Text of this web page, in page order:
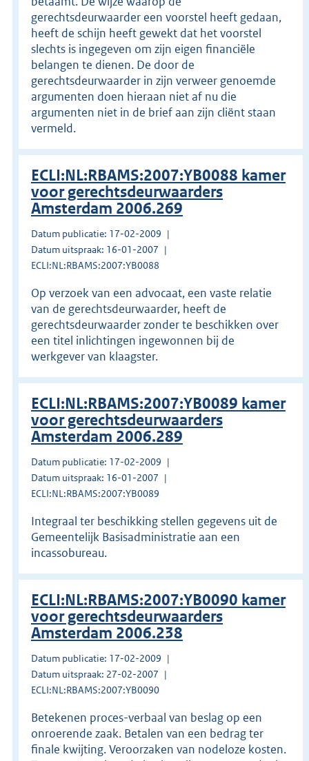
gerechtsdeurwaarder een voorstel heeft gedaan,
heeft de schijn heeft gewekt dat het voorstel
slechts is ingegeven om zijn eigen financiële
belangen te dienen. De door de
gerechtsdeurwaarder in zijn verweer genoemde
argumenten doen hieraan niet af nu die
argumenten niet in de brief aan zijn cliënt staan
vermeld.
ECLI:NL:RBAMS:2007:YB0088 kamer
voor gerechtsdeurwaarders
Amsterdam 2006.269
Datum publicatie: 17-02-2009
Datum uitspraak: 16-01-2007
ECLI:NL:RBAMS:2007:YB0088
Op verzoek van een advocaat, een vaste relatie
van de gerechtsdeurwaarder, heeft de
gerechtsdeurwaarder zonder te beschikken over
een titel inlichtingen ingewonnen bij de
werkgever van klaagster.
ECLI:NL:RBAMS:2007:YB0089 kamer
voor gerechtsdeurwaarders
Amsterdam 2006.289
Datum publicatie: 17-02-2009
Datum uitspraak: 16-01-2007
ECLI:NL:RBAMS:2007:YB0089
Integraal ter beschikking stellen gegevens uit de
Gemeentelijk Basisadministratie aan een
incassobureau.
ECLI:NL:RBAMS:2007:YB0090 kamer
voor gerechtsdeurwaarders
Amsterdam 2006.238
Datum publicatie: 17-02-2009
Datum uitspraak: 27-02-2007
ECLI:NL:RBAMS:2007:YB0090
Betekenen proces-verbaal van beslag op een
onroerende zaak. Betalen van een bedrag ter
finale kwijting. Veroorzaken van nodeloze kosten.